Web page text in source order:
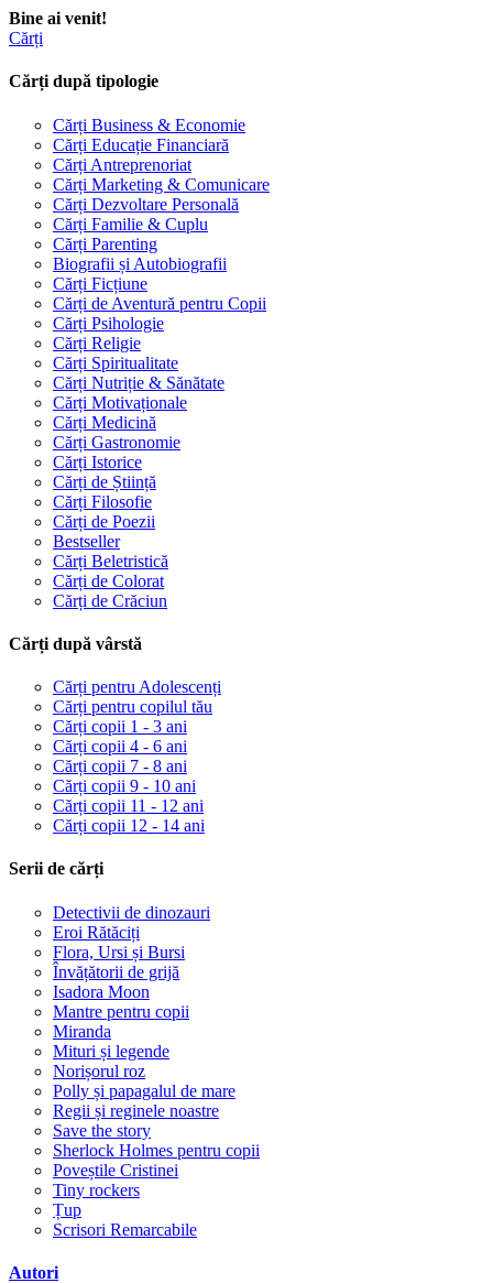
Bine ai venit!
Cărți
Cărți după tipologie
Cărți Business & Economie
Cărți Educație Financiară
Cărți Antreprenoriat
Cărți Marketing & Comunicare
Cărți Dezvoltare Personală
Cărți Familie & Cuplu
Cărți Parenting
Biografii și Autobiografii
Cărți Ficțiune
Cărți de Aventură pentru Copii
Cărți Psihologie
Cărți Religie
Cărți Spiritualitate
Cărți Nutriție & Sănătate
Cărți Motivaționale
Cărți Medicină
Cărți Gastronomie
Cărți Istorice
Cărți de Știință
Cărți Filosofie
Cărți de Poezii
Bestseller
Cărți Beletristică
Cărți de Colorat
Cărți de Crăciun
Cărți după vârstă
Cărți pentru Adolescenți
Cărți pentru copilul tău
Cărți copii 1 - 3 ani
Cărți copii 4 - 6 ani
Cărți copii 7 - 8 ani
Cărți copii 9 - 10 ani
Cărți copii 11 - 12 ani
Cărți copii 12 - 14 ani
Serii de cărți
Detectivii de dinozauri
Eroi Rătăciți
Flora, Ursi și Bursi
Învățătorii de grijă
Isadora Moon
Mantre pentru copii
Miranda
Mituri și legende
Norișorul roz
Polly și papagalul de mare
Regii și reginele noastre
Save the story
Sherlock Holmes pentru copii
Poveștile Cristinei
Tiny rockers
Țup
Scrisori Remarcabile
Autori